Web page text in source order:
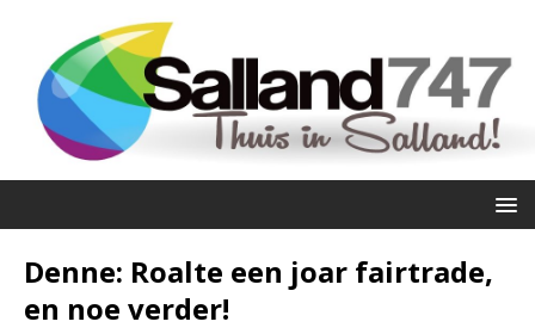
Denne: Roalte een joar fairtrade,
en noe verder!